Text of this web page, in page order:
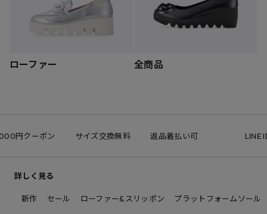
ローファー 全商品
ポン サイズ交換無料 返品着払い可 LINE ID連携
詳しく見る
新作 セール ローファー&スリッポン プラットフォームソール